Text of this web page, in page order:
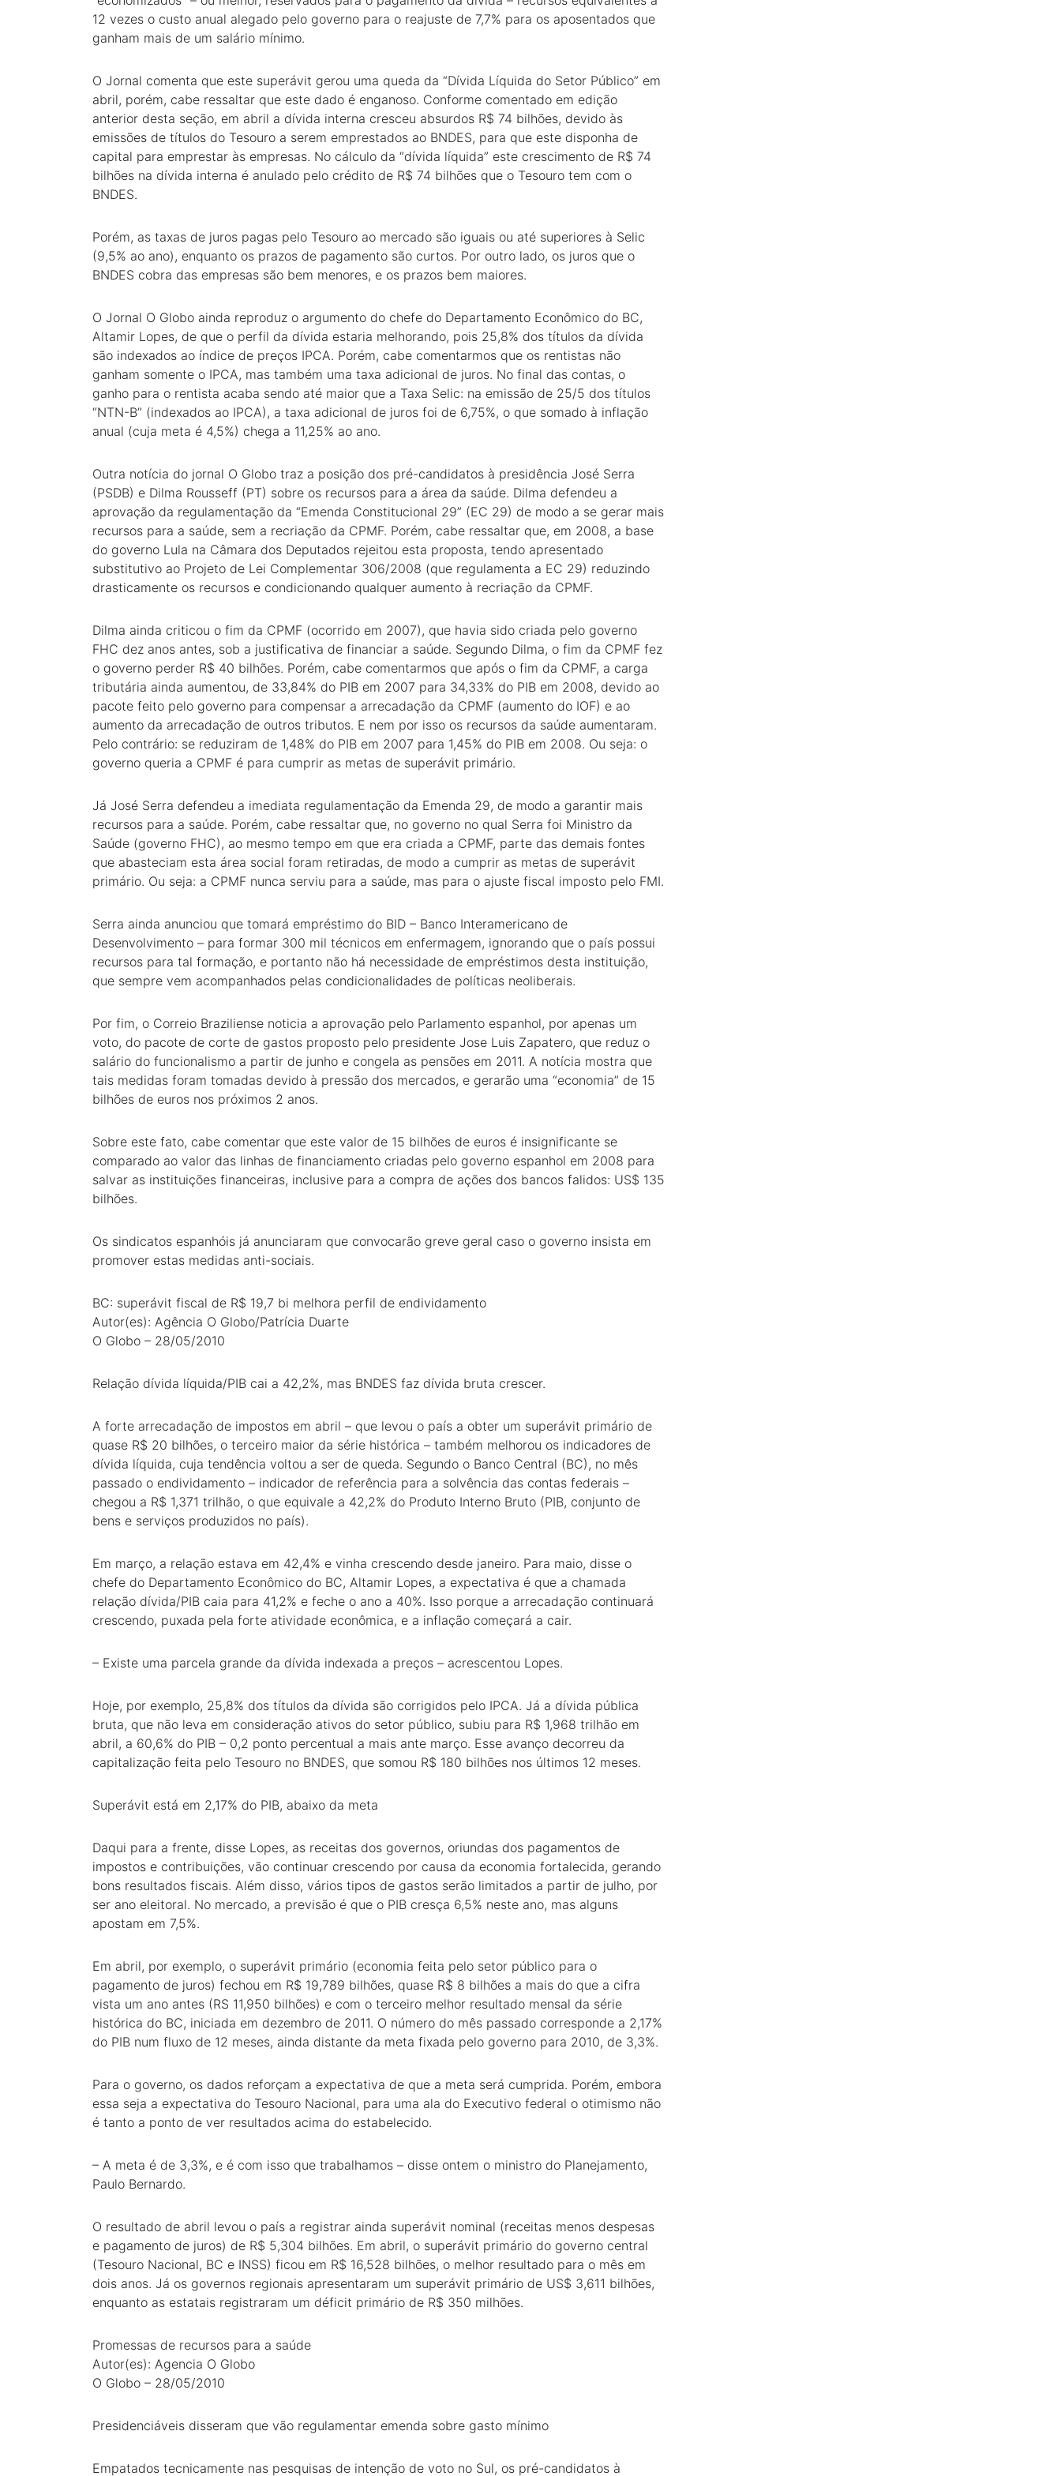
12 vezes o custo anual alegado pelo governo para o reajuste de 7,7% para os aposentados que
ganham mais de um salário mínimo.
O Jornal comenta que este superávit gerou uma queda da “Dívida Líquida do Setor Público” em
abril, porém, cabe ressaltar que este dado é enganoso. Conforme comentado em edição
anterior desta seção, em abril a dívida interna cresceu absurdos R$ 74 bilhões, devido às
emissões de títulos do Tesouro a serem emprestados ao BNDES, para que este disponha de
capital para emprestar às empresas. No cálculo da “dívida líquida” este crescimento de R$ 74
bilhões na dívida interna é anulado pelo crédito de R$ 74 bilhões que o Tesouro tem com o
BNDES.
Porém, as taxas de juros pagas pelo Tesouro ao mercado são iguais ou até superiores à Selic
(9,5% ao ano), enquanto os prazos de pagamento são curtos. Por outro lado, os juros que o
BNDES cobra das empresas são bem menores, e os prazos bem maiores.
O Jornal O Globo ainda reproduz o argumento do chefe do Departamento Econômico do BC,
Altamir Lopes, de que o perfil da dívida estaria melhorando, pois 25,8% dos títulos da dívida
são indexados ao índice de preços IPCA. Porém, cabe comentarmos que os rentistas não
ganham somente o IPCA, mas também uma taxa adicional de juros. No final das contas, o
ganho para o rentista acaba sendo até maior que a Taxa Selic: na emissão de 25/5 dos títulos
“NTN-B” (indexados ao IPCA), a taxa adicional de juros foi de 6,75%, o que somado à inflação
anual (cuja meta é 4,5%) chega a 11,25% ao ano.
Outra notícia do jornal O Globo traz a posição dos pré-candidatos à presidência José Serra
(PSDB) e Dilma Rousseff (PT) sobre os recursos para a área da saúde. Dilma defendeu a
aprovação da regulamentação da “Emenda Constitucional 29” (EC 29) de modo a se gerar mais
recursos para a saúde, sem a recriação da CPMF. Porém, cabe ressaltar que, em 2008, a base
do governo Lula na Câmara dos Deputados rejeitou esta proposta, tendo apresentado
substitutivo ao Projeto de Lei Complementar 306/2008 (que regulamenta a EC 29) reduzindo
drasticamente os recursos e condicionando qualquer aumento à recriação da CPMF.
Dilma ainda criticou o fim da CPMF (ocorrido em 2007), que havia sido criada pelo governo
FHC dez anos antes, sob a justificativa de financiar a saúde. Segundo Dilma, o fim da CPMF fez
o governo perder R$ 40 bilhões. Porém, cabe comentarmos que após o fim da CPMF, a carga
tributária ainda aumentou, de 33,84% do PIB em 2007 para 34,33% do PIB em 2008, devido ao
pacote feito pelo governo para compensar a arrecadação da CPMF (aumento do IOF) e ao
aumento da arrecadação de outros tributos. E nem por isso os recursos da saúde aumentaram.
Pelo contrário: se reduziram de 1,48% do PIB em 2007 para 1,45% do PIB em 2008. Ou seja: o
governo queria a CPMF é para cumprir as metas de superávit primário.
Já José Serra defendeu a imediata regulamentação da Emenda 29, de modo a garantir mais
recursos para a saúde. Porém, cabe ressaltar que, no governo no qual Serra foi Ministro da
Saúde (governo FHC), ao mesmo tempo em que era criada a CPMF, parte das demais fontes
que abasteciam esta área social foram retiradas, de modo a cumprir as metas de superávit
primário. Ou seja: a CPMF nunca serviu para a saúde, mas para o ajuste fiscal imposto pelo FMI.
Serra ainda anunciou que tomará empréstimo do BID – Banco Interamericano de
Desenvolvimento – para formar 300 mil técnicos em enfermagem, ignorando que o país possui
recursos para tal formação, e portanto não há necessidade de empréstimos desta instituição,
que sempre vem acompanhados pelas condicionalidades de políticas neoliberais.
Por fim, o Correio Braziliense noticia a aprovação pelo Parlamento espanhol, por apenas um
voto, do pacote de corte de gastos proposto pelo presidente Jose Luis Zapatero, que reduz o
salário do funcionalismo a partir de junho e congela as pensões em 2011. A notícia mostra que
tais medidas foram tomadas devido à pressão dos mercados, e gerarão uma “economia” de 15
bilhões de euros nos próximos 2 anos.
Sobre este fato, cabe comentar que este valor de 15 bilhões de euros é insignificante se
comparado ao valor das linhas de financiamento criadas pelo governo espanhol em 2008 para
salvar as instituições financeiras, inclusive para a compra de ações dos bancos falidos: US$ 135
bilhões.
Os sindicatos espanhóis já anunciaram que convocarão greve geral caso o governo insista em
promover estas medidas anti-sociais.
BC: superávit fiscal de R$ 19,7 bi melhora perfil de endividamento
Autor(es): Agência O Globo/Patrícia Duarte
O Globo – 28/05/2010
Relação dívida líquida/PIB cai a 42,2%, mas BNDES faz dívida bruta crescer.
A forte arrecadação de impostos em abril – que levou o país a obter um superávit primário de
quase R$ 20 bilhões, o terceiro maior da série histórica – também melhorou os indicadores de
dívida líquida, cuja tendência voltou a ser de queda. Segundo o Banco Central (BC), no mês
passado o endividamento – indicador de referência para a solvência das contas federais –
chegou a R$ 1,371 trilhão, o que equivale a 42,2% do Produto Interno Bruto (PIB, conjunto de
bens e serviços produzidos no país).
Em março, a relação estava em 42,4% e vinha crescendo desde janeiro. Para maio, disse o
chefe do Departamento Econômico do BC, Altamir Lopes, a expectativa é que a chamada
relação dívida/PIB caia para 41,2% e feche o ano a 40%. Isso porque a arrecadação continuará
crescendo, puxada pela forte atividade econômica, e a inflação começará a cair.
– Existe uma parcela grande da dívida indexada a preços – acrescentou Lopes.
Hoje, por exemplo, 25,8% dos títulos da dívida são corrigidos pelo IPCA. Já a dívida pública
bruta, que não leva em consideração ativos do setor público, subiu para R$ 1,968 trilhão em
abril, a 60,6% do PIB – 0,2 ponto percentual a mais ante março. Esse avanço decorreu da
capitalização feita pelo Tesouro no BNDES, que somou R$ 180 bilhões nos últimos 12 meses.
Superávit está em 2,17% do PIB, abaixo da meta
Daqui para a frente, disse Lopes, as receitas dos governos, oriundas dos pagamentos de
impostos e contribuições, vão continuar crescendo por causa da economia fortalecida, gerando
bons resultados fiscais. Além disso, vários tipos de gastos serão limitados a partir de julho, por
ser ano eleitoral. No mercado, a previsão é que o PIB cresça 6,5% neste ano, mas alguns
apostam em 7,5%.
Em abril, por exemplo, o superávit primário (economia feita pelo setor público para o
pagamento de juros) fechou em R$ 19,789 bilhões, quase R$ 8 bilhões a mais do que a cifra
vista um ano antes (RS 11,950 bilhões) e com o terceiro melhor resultado mensal da série
histórica do BC, iniciada em dezembro de 2011. O número do mês passado corresponde a 2,17%
do PIB num fluxo de 12 meses, ainda distante da meta fixada pelo governo para 2010, de 3,3%.
Para o governo, os dados reforçam a expectativa de que a meta será cumprida. Porém, embora
essa seja a expectativa do Tesouro Nacional, para uma ala do Executivo federal o otimismo não
é tanto a ponto de ver resultados acima do estabelecido.
– A meta é de 3,3%, e é com isso que trabalhamos – disse ontem o ministro do Planejamento,
Paulo Bernardo.
O resultado de abril levou o país a registrar ainda superávit nominal (receitas menos despesas
e pagamento de juros) de R$ 5,304 bilhões. Em abril, o superávit primário do governo central
(Tesouro Nacional, BC e INSS) ficou em R$ 16,528 bilhões, o melhor resultado para o mês em
dois anos. Já os governos regionais apresentaram um superávit primário de US$ 3,611 bilhões,
enquanto as estatais registraram um déficit primário de R$ 350 milhões.
Promessas de recursos para a saúde
Autor(es): Agencia O Globo
O Globo – 28/05/2010
Presidenciáveis disseram que vão regulamentar emenda sobre gasto mínimo
Empatados tecnicamente nas pesquisas de intenção de voto no Sul, os pré-candidatos à